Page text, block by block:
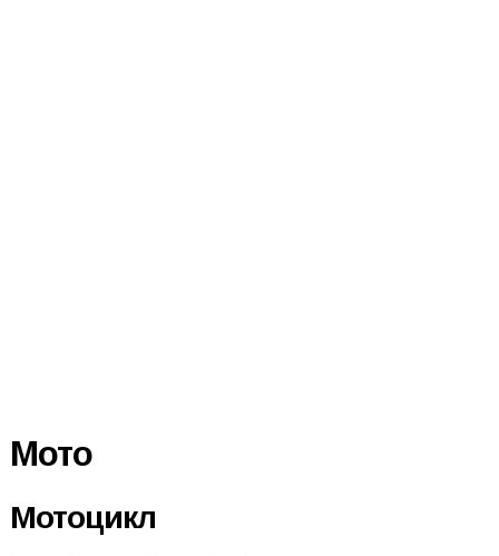
Мото
Мотоцикл